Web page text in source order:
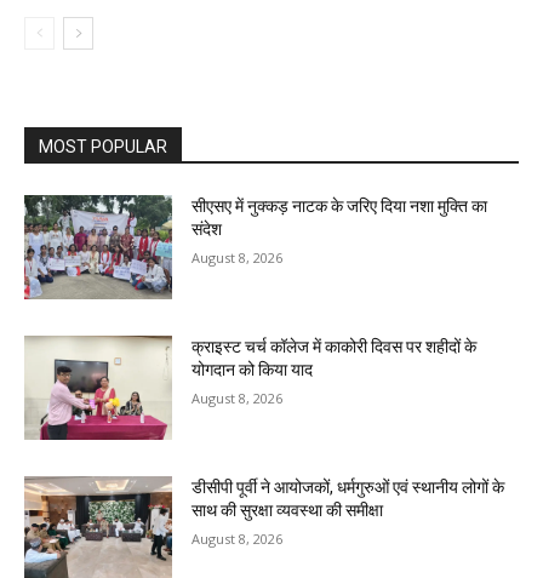
MOST POPULAR
सीएसए में नुक्कड़ नाटक के जरिए दिया नशा मुक्ति का
संदेश
August 8, 2026
क्राइस्ट चर्च कॉलेज में काकोरी दिवस पर शहीदों के
योगदान को किया याद
August 8, 2026
डीसीपी पूर्वी ने आयोजकों, धर्मगुरुओं एवं स्थानीय लोगों के
साथ की सुरक्षा व्यवस्था की समीक्षा
August 8, 2026